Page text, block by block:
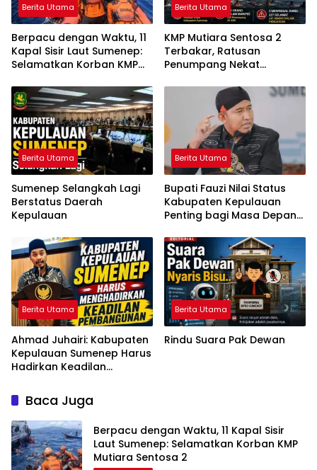
Berita Utama
Berpacu dengan Waktu, 11
Kapal Sisir Laut Sumenep:
Selamatkan Korban KMP
Berita Utama
KMP Mutiara Sentosa 2
Terbakar, Ratusan
Penumpang Nekat
Berita Utama
Sumenep Selangkah Lagi
Berstatus Daerah
Kepulauan
Berita Utama
Bupati Fauzi Nilai Status
Kabupaten Kepulauan
Penting bagi Masa Depan
Berita Utama
Ahmad Juhairi: Kabupaten
Kepulauan Sumenep Harus
Hadirkan Keadilan
Sekadar Ganti Nama
Berita Utama
Rindu Suara Pak Dewan
Baca Juga
Berpacu dengan Waktu, 11 Kapal Sisir
Laut Sumenep: Selamatkan Korban KMP
Mutiara Sentosa 2